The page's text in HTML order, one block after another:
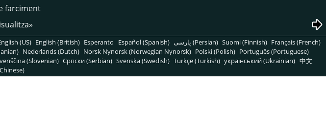
farciment
»
(US) English (British) Esperanto Español (Spanish) پارسی (Persian) Suomi (Finnish) Français (French)
Nederlands (Dutch) Norsk Nynorsk (Norwegian Nynorsk) Polski (Polish) Português (Portuguese)
(Slovenian) Српски (Serbian) Svenska (Swedish) Türkçe (Turkish) український (Ukrainian) 中文